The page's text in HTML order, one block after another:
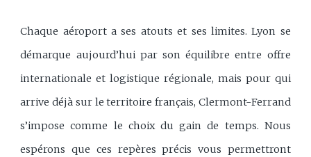
Chaque aéroport a ses atouts et ses limites. Lyon se
démarque aujourd’hui par son équilibre entre offre
internationale et logistique régionale, mais pour qui
arrive déjà sur le territoire français, Clermont-Ferrand
s’impose comme le choix du gain de temps. Nous
espérons que ces repères précis vous permettront